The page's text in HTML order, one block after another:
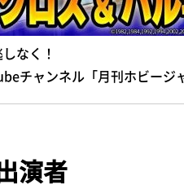
なく！
チャンネル「月刊ホビージ
演者